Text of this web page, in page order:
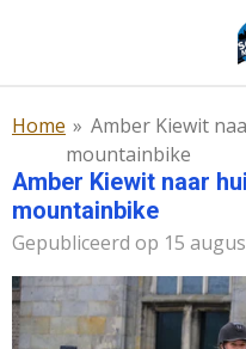
hoofdinhoud
Home » Amber Kiewit
mountainbike
Amber Kiewit naar
mountainbike
Gepubliceerd op 15